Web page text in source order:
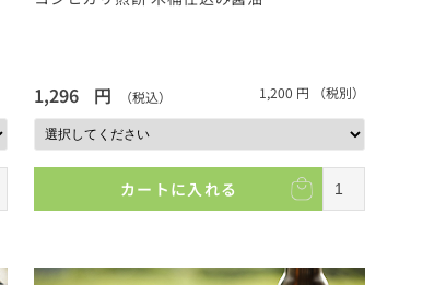
1,296 円 （税込） 1,200 円 （税別）
カートに入れる